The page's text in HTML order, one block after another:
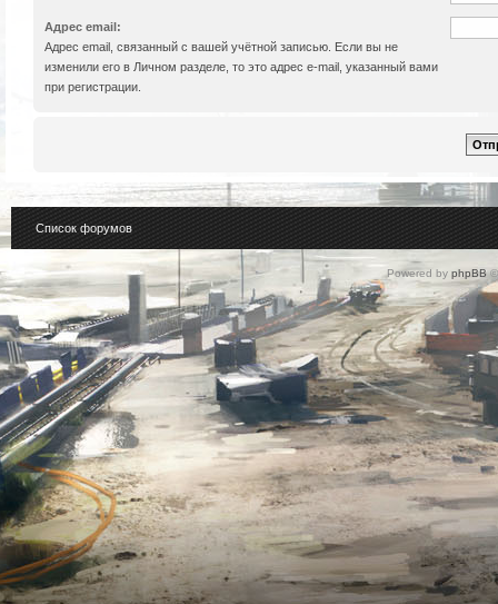
Адрес email:
Адрес email, связанный с вашей учётной записью. Если вы не
изменили его в Личном разделе, то это адрес e-mail, указанный вами
при регистрации.
Список форумов
Powered by phpBB©